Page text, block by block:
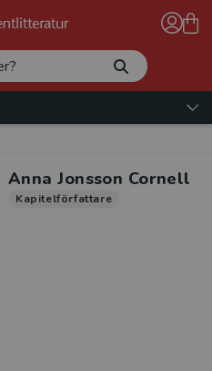
Anna Jonsson Cornell
Kapitelförfattare